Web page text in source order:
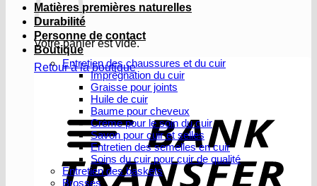
Votre panier est vide.
Retour à la boutique
Matières premières naturelles
Durabilité
Personne de contact
Boutique
Entretien des chaussures et du cuir
Imprégnation du cuir
Graisse pour joints
Huile de cuir
Baume pour cheveux
Crème pour le soin du cuir
Savon pour cuir et selles
Entretien des semelles en cuir
Soins du cuir pour cuir de qualité
Entretien des baskets
Brosses